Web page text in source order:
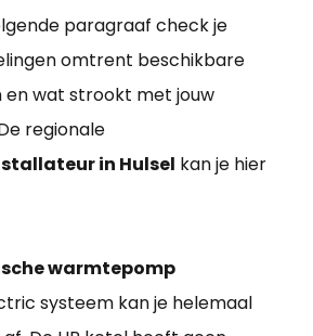
paragraaf check je
omtrent beschikbare
wat strookt met jouw
regionale
in Hulsel kan je hier
warmtepomp
systeem kan je helemaal